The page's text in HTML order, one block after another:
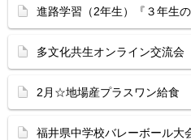
進路学習（2年生）『３年生の
多文化共生オンライン交流会
2月☆地場産プラスワン給食
福井県中学校バレーボール